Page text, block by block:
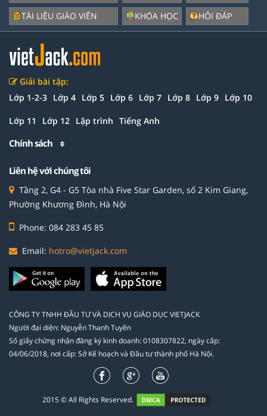
TÀI LIỆU GIÁO VIÊN
KHÓA HỌC
HỎI ĐÁP
Giải bài tập:
Lớp 1-2-3 Lớp 4 Lớp 5 Lớp 6 Lớp 7 Lớp 8 Lớp 9 Lớp 10
Lớp 11 Lớp 12 Lập trình Tiếng Anh
Chính sách
Liên hệ với chúng tôi
Tầng 2, G4 - G5 Tòa nhà Five Star Garden, số 2 Kim Giang,
Phường Khương Đình, Hà Nội
Phone: 084 283 45 85
Email: hotro@vietjack.com
CÔNG TY TNHH ĐẦU TƯ VÀ DỊCH VỤ GIÁO DỤC VIETJACK
Người đại diện: Nguyễn Thanh Tuyền
Số giấy chứng nhận đăng ký kinh doanh: 0108307822, ngày cấp:
04/06/2018, nơi cấp: Sở Kế hoạch và Đầu tư thành phố Hà Nội.
2015 © All Rights Reserved.